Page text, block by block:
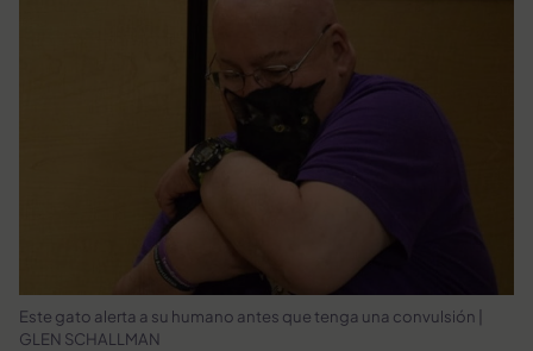
Este gato alerta a su humano antes que tenga una convulsión |
GLEN SCHALLMAN